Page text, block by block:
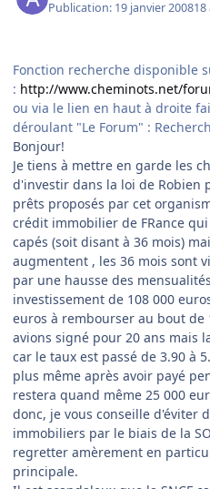
Publication: 19 janvier 200818
Fonction recherche disponible
: http://www.cheminots.net/
ou via le lien en haut à droite
déroulant "Le Forum" :
Bonjour!
Je tiens à mettre en garde les
d'investir dans la loi de Robien
prêts proposés par cet
crédit immobilier de FRance
capés (soit disant à 36 mois)
augmentent , les 36 mois sont
par une hausse des
investissement de 108 000
euros à rembourser au bout de
avions signé pour 20 ans mais
car le taux est passé de 3.90 à
plus même après avoir payé
restera quand même 25 000
donc, je vous conseille d'éviter
immobiliers par le biais de la
regretter amèrement en
principale.